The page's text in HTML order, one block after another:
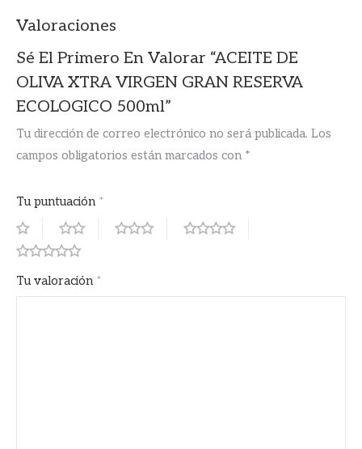
Valoraciones
Sé El Primero En Valorar “ACEITE DE
OLIVA XTRA VIRGEN GRAN RESERVA
ECOLOGICO 500ml”
Tu dirección de correo electrónico no será publicada. Los
campos obligatorios están marcados con *
Tu puntuación *
Tu valoración *